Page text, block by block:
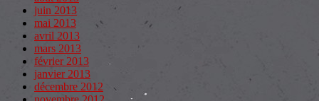
juin 2013
mai 2013
avril 2013
mars 2013
février 2013
janvier 2013
décembre 2012